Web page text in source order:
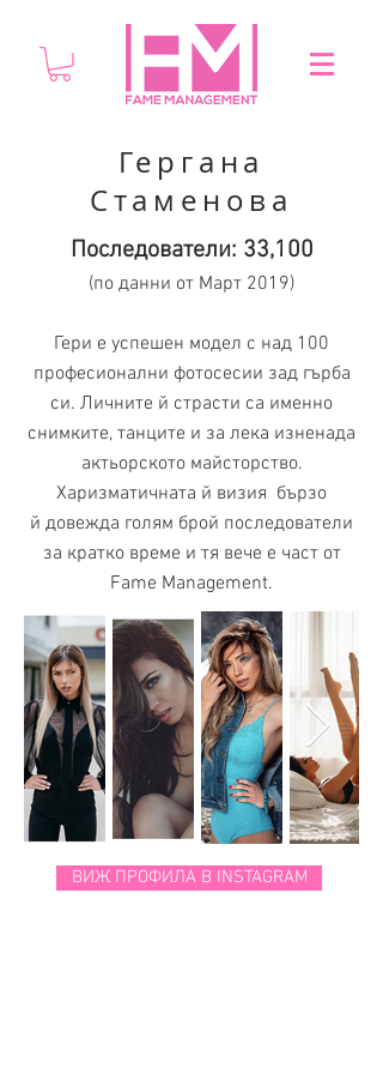
Гергана
Стаменова
Последователи: 33,100
(по данни от Март 2019)
Гери е успешен модел с над 100
професионални фотосесии зад гърба
си. Личните й страсти са именно
снимките, танците и за лека изненада
актьорското майсторство.
Харизматичната й визия бързо
й довежда голям брой последователи
за кратко време и тя вече е част от
Fame Management.
ВИЖ ПРОФИЛА В INSTAGRAM